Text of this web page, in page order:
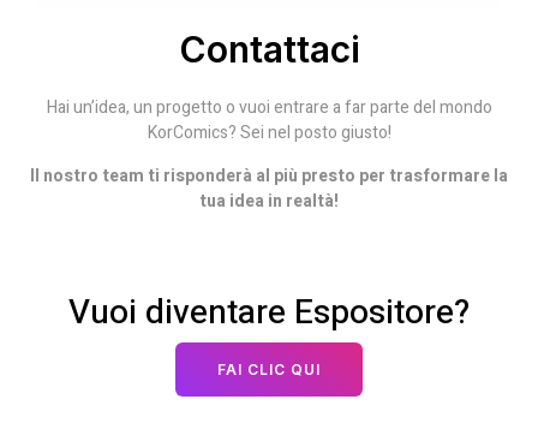
Contattaci
Hai un’idea, un progetto o vuoi entrare a far parte del mondo
KorComics? Sei nel posto giusto!
Il nostro team ti risponderà al più presto per trasformare la
tua idea in realtà!
Vuoi diventare Espositore?
FAI CLIC QUI